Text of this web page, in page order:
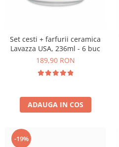
Set cesti + farfurii ceramica
Lavazza USA, 236ml - 6 buc
189,90 RON
ADAUGA IN COS
-19%